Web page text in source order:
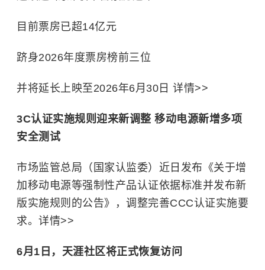
目前票房已超14亿元
跻身2026年度票房榜前三位
并将延长上映至2026年6月30日 详情>>
3C认证实施规则迎来新调整 移动电源新增多项
安全测试
市场监管总局（国家认监委）近日发布《关于增
加移动电源等强制性产品认证依据标准并发布新
版实施规则的公告》，调整完善CCC认证实施要
求。详情>>
6月1日，天涯社区将正式恢复访问